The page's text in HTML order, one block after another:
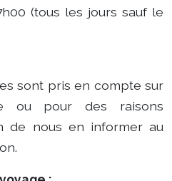
(tous les jours sauf le
sont pris en compte sur
ou pour des raisons
de nous en informer au